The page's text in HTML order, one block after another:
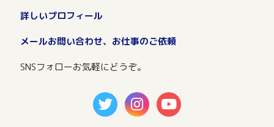
詳しいプロフィール
メールお問い合わせ、お仕事のご依頼
SNSフォローお気軽にどうぞ。